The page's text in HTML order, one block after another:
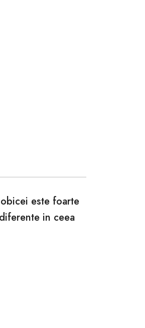
este foarte
in ceea